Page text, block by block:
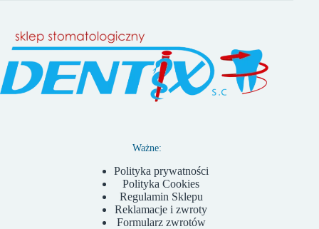
Ważne:
Polityka prywatności
Polityka Cookies
Regulamin Sklepu
Reklamacje i zwroty
Formularz zwrotów